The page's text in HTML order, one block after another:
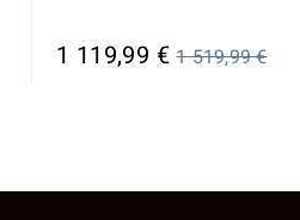
1 119,99 €Įprasta
1 519,99 €